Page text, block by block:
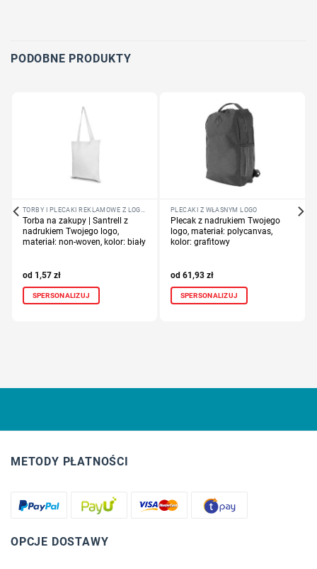
PODOBNE PRODUKTY
TORBY I PLECAKI REKLAMOWE Z LOGO FIRMY
Torba na zakupy | Santrell z
nadrukiem Twojego logo,
materiał: non-woven, kolor: biały
1,57 zł
SPERSONALIZUJ
PLECAKI Z WŁASNYM LOGO
Plecak z nadrukiem Twojego
logo, materiał: polycanvas,
kolor: grafitowy
61,93 zł
SPERSONALIZUJ
METODY PŁATNOŚCI
OPCJE DOSTAWY